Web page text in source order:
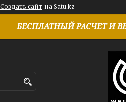
Создать сайт на Satu.kz
БЕСПЛАТНЫЙ РАСЧЕТ И